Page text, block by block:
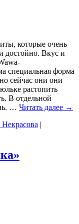
которые очень
достойно. Вкус и
специальная форма
сейчас они они
растопить
В отдельной
… Читать далее →
|